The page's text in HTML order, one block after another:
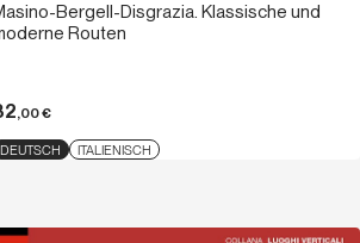
Bergell-Disgrazia. Klassische und
Routen
,00€
DEUTSCH ITALIENISCH